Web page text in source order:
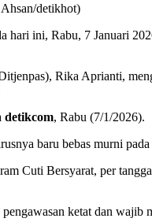
detikhot)
ini, Rabu, 7 Januari
Rika Aprianti,
detikcom, Rabu (7/1/2026).
baru bebas murni
Cuti Bersyarat, per
ketat dan